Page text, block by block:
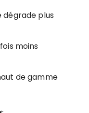
dégrade plus
moins
de gamme